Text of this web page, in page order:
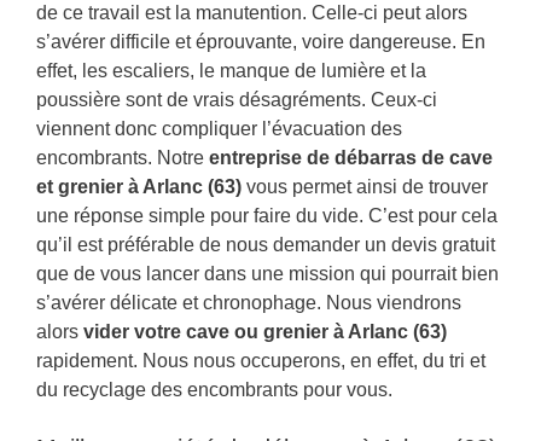
de ce travail est la manutention. Celle-ci peut alors
s’avérer difficile et éprouvante, voire dangereuse. En
effet, les escaliers, le manque de lumière et la
poussière sont de vrais désagréments. Ceux-ci
viennent donc compliquer l’évacuation des
encombrants. Notre entreprise de débarras de cave
et grenier à Arlanc (63) vous permet ainsi de trouver
une réponse simple pour faire du vide. C’est pour cela
qu’il est préférable de nous demander un devis gratuit
que de vous lancer dans une mission qui pourrait bien
s’avérer délicate et chronophage. Nous viendrons
alors vider votre cave ou grenier à Arlanc (63)
rapidement. Nous nous occuperons, en effet, du tri et
du recyclage des encombrants pour vous.